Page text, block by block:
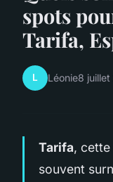
spots
Tarifa,
L Léonie8
Tarifa, cette
souvent